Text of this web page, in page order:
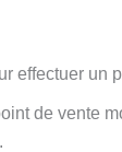
effectuer un
de vente